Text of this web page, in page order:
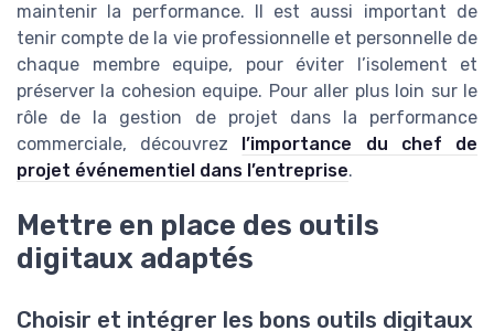
maintenir la performance. Il est aussi important de
tenir compte de la vie professionnelle et personnelle de
chaque membre equipe, pour éviter l’isolement et
préserver la cohesion equipe. Pour aller plus loin sur le
rôle de la gestion de projet dans la performance
commerciale, découvrez l’importance du chef de
projet événementiel dans l’entreprise.
Mettre en place des outils
digitaux adaptés
Choisir et intégrer les bons outils digitaux